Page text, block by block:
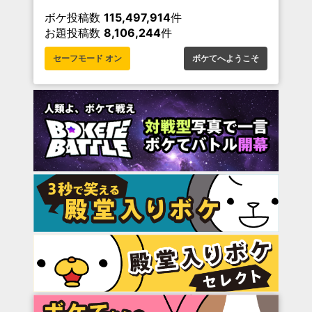
ボケ投稿数 115,497,914件
お題投稿数 8,106,244件
セーフモード オン ボケてへようこそ